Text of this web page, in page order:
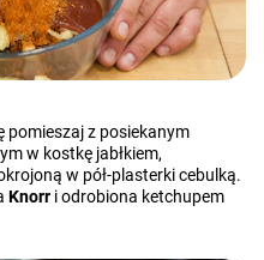
pomieszaj z posiekanym
w kostkę jabłkiem,
w pół-plasterki cebulką.
Knorr i odrobiona ketchupem